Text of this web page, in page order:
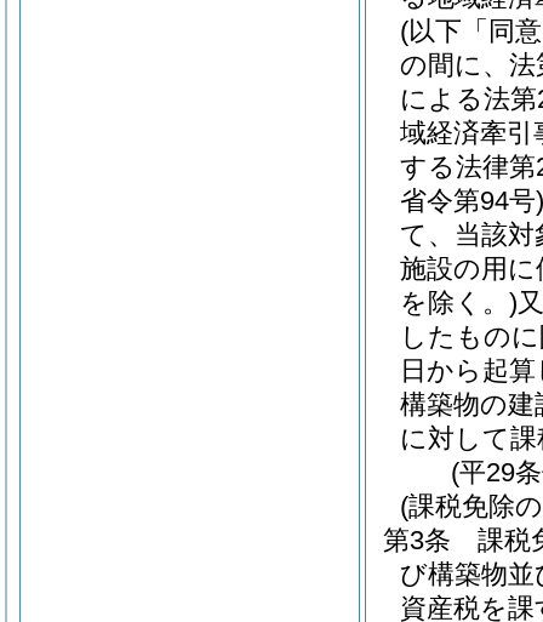
(以下「同
の間に、法
による法
域経済牽
する法律
省令第94号)
て、当該
施設の用
を除く。)
したもの
日から起
構築物の
に対して
(平29
(課税免除
第3条
課税
び構築物
資産税を